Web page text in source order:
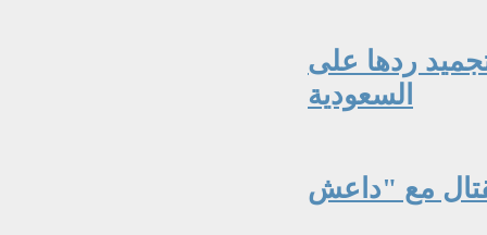
ردها على
السعودية